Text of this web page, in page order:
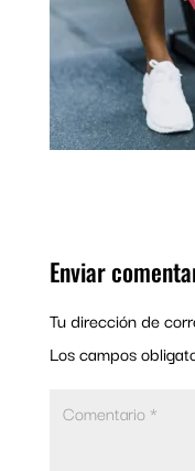
Enviar
Tu dirección de
Los campos